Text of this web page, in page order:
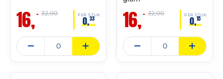
16,– PER STUK
0,33
32,00 16,– PER STUK
0,15
32,00
30-
31-